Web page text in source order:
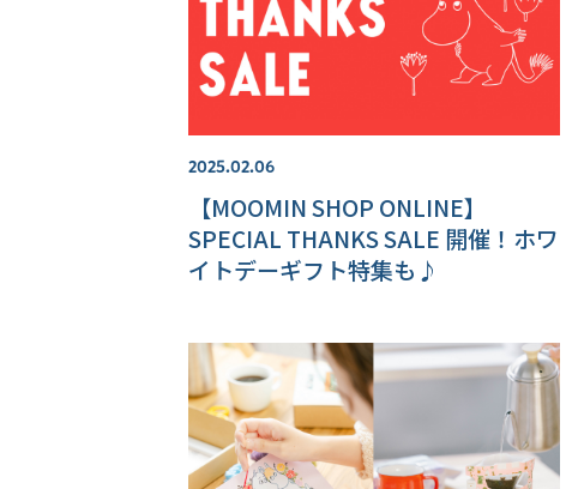
2025.02.06
【MOOMIN SHOP ONLINE】
SPECIAL THANKS SALE 開催！ホワ
イトデーギフト特集も♪